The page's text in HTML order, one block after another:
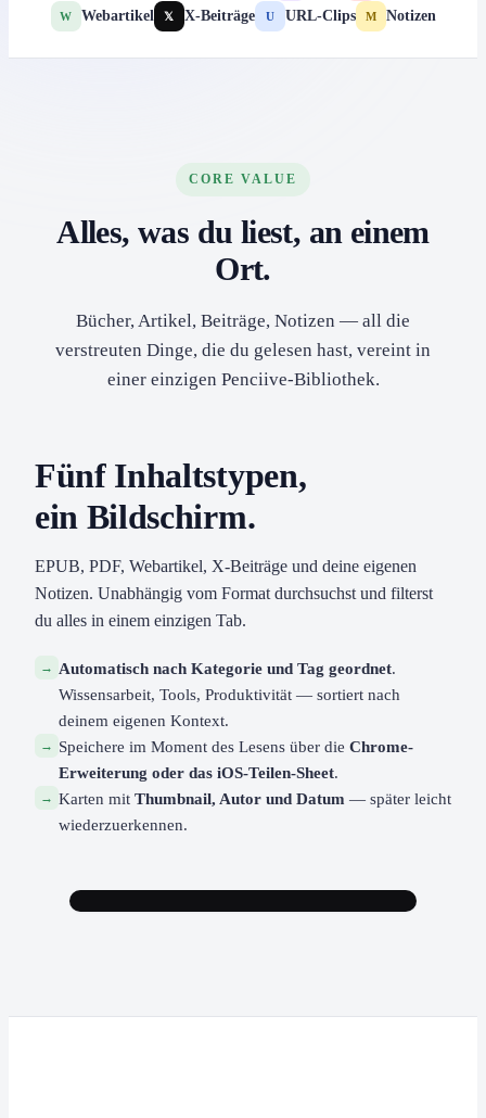
W Webartikel 𝕏 X-Beiträge U URL-Clips M Notizen
CORE VALUE
Alles, was du liest, an einem
Ort.
Bücher, Artikel, Beiträge, Notizen — all die
verstreuten Dinge, die du gelesen hast, vereint in
einer einzigen Penciive-Bibliothek.
Fünf Inhaltstypen,
ein Bildschirm.
EPUB, PDF, Webartikel, X-Beiträge und deine eigenen
Notizen. Unabhängig vom Format durchsuchst und filterst
du alles in einem einzigen Tab.
→ Automatisch nach Kategorie und Tag geordnet.
Wissensarbeit, Tools, Produktivität — sortiert nach
deinem eigenen Kontext.
→ Speichere im Moment des Lesens über die Chrome-
Erweiterung oder das iOS-Teilen-Sheet.
→ Karten mit Thumbnail, Autor und Datum — später leicht
wiederzuerkennen.